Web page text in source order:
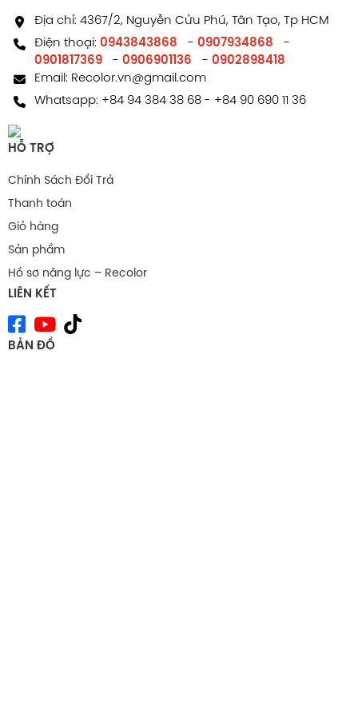
Facebook comments
Địa chỉ: 4367/2, Nguyễn Cửu Phú, Tân Tạo, Tp HCM
Điện thoại: 0943843868 - 0907934868
-
0901817369
- 0906901136 - 0902898418
Email: Recolor.vn@gmail.com
Whatsapp: +84 94 384 38 68- +84 90 690 11 36
HỖ TRỢ
Chính Sách Đổi Trả
Thanh toán
Giỏ hàng
Sản phẩm
Hồ sơ năng lực – Recolor
LIÊN KẾT
BẢN ĐỒ